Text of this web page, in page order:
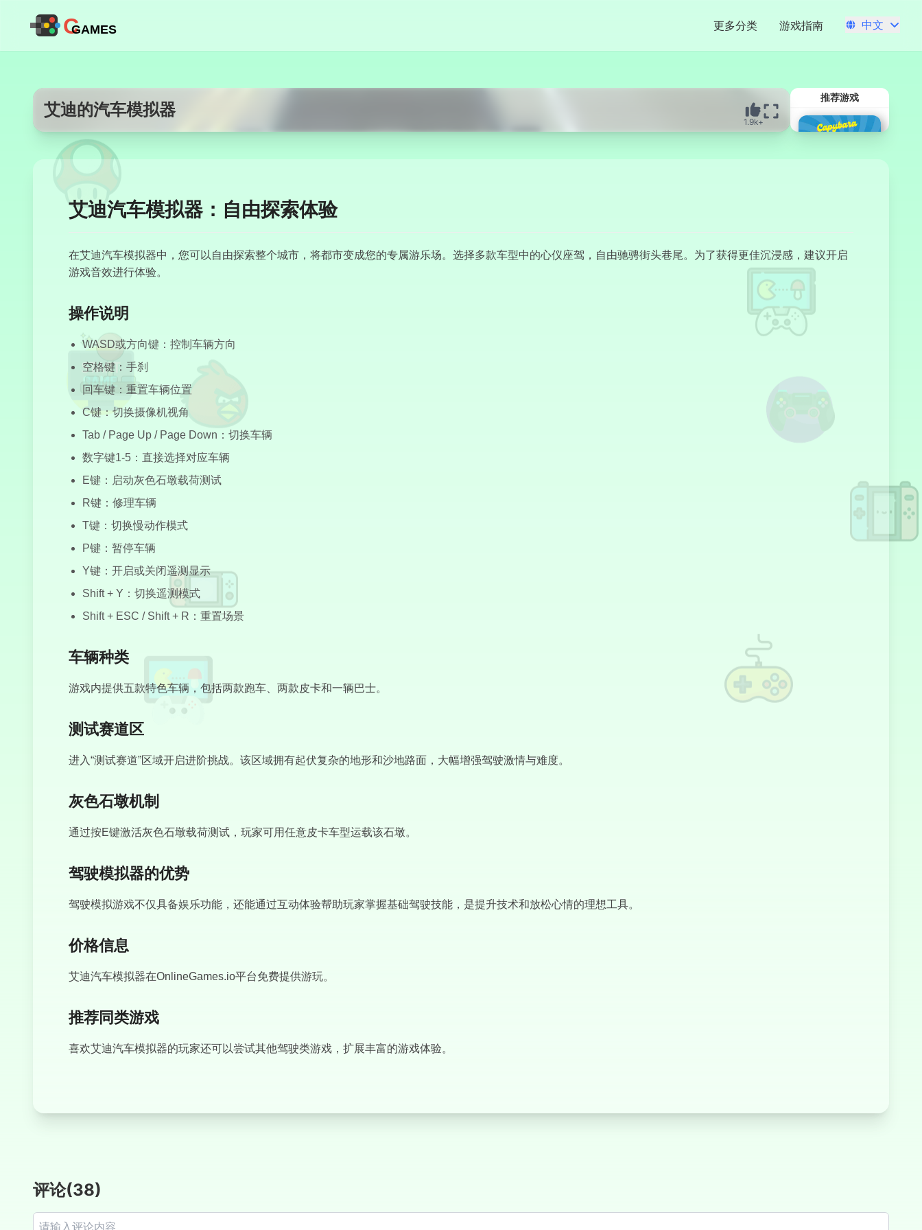
CGAMES 更多分类 游戏指南 中文
艾迪的汽车模拟器
1.9k+
推荐游戏
水豚点击器Pro
艾迪的汽车模拟
疯狂漂流者
艾迪汽车模拟器：自由探索体验
在艾迪汽车模拟器中，您可以自由探索整个城市，将都市变成您的专属游乐场。选择多款车型中的心仪座驾，自由驰骋街头巷尾。为了获得更佳沉浸感，建议开启
游戏音效进行体验。
操作说明
WASD或方向键：控制车辆方向
空格键：手刹
回车键：重置车辆位置
C键：切换摄像机视角
Tab / Page Up / Page Down：切换车辆
数字键1-5：直接选择对应车辆
E键：启动灰色石墩载荷测试
R键：修理车辆
T键：切换慢动作模式
P键：暂停车辆
Y键：开启或关闭遥测显示
Shift + Y：切换遥测模式
Shift + ESC / Shift + R：重置场景
车辆种类
游戏内提供五款特色车辆，包括两款跑车、两款皮卡和一辆巴士。
测试赛道区
进入“测试赛道”区域开启进阶挑战。该区域拥有起伏复杂的地形和沙地路面，大幅增强驾驶激情与难度。
灰色石墩机制
通过按E键激活灰色石墩载荷测试，玩家可用任意皮卡车型运载该石墩。
驾驶模拟器的优势
驾驶模拟游戏不仅具备娱乐功能，还能通过互动体验帮助玩家掌握基础驾驶技能，是提升技术和放松心情的理想工具。
价格信息
艾迪汽车模拟器在OnlineGames.io平台免费提供游玩。
推荐同类游戏
喜欢艾迪汽车模拟器的玩家还可以尝试其他驾驶类游戏，扩展丰富的游戏体验。
评论(38)